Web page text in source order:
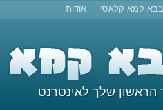
בבא קמא קלאסי אודות
שלך לאינטרנט